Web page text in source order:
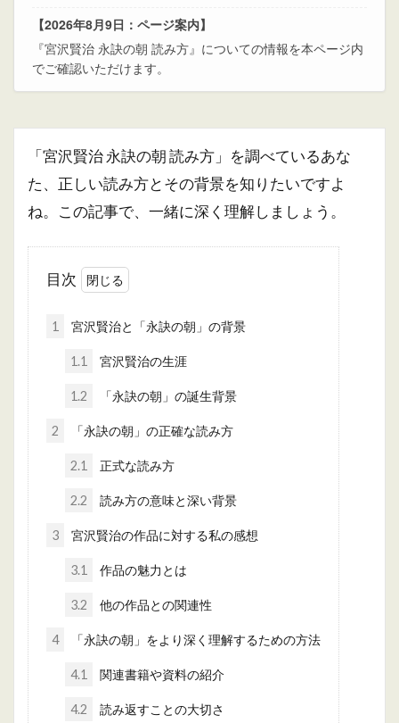
【2026年8月9日：ページ案内】
『宮沢賢治 永訣の朝 読み方』についての情報を本ページ内
でご確認いただけます。
「宮沢賢治 永訣の朝 読み方」を調べているあな
た、正しい読み方とその背景を知りたいですよ
ね。この記事で、一緒に深く理解しましょう。
目次
1 宮沢賢治と「永訣の朝」の背景
1.1 宮沢賢治の生涯
1.2 「永訣の朝」の誕生背景
2 「永訣の朝」の正確な読み方
2.1 正式な読み方
2.2 読み方の意味と深い背景
3 宮沢賢治の作品に対する私の感想
3.1 作品の魅力とは
3.2 他の作品との関連性
4 「永訣の朝」をより深く理解するための方法
4.1 関連書籍や資料の紹介
4.2 読み返すことの大切さ